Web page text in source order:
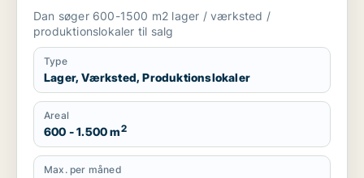
Dan søger 600-1500 m2 lager / værksted /
produktionslokaler til salg
Type
Lager, Værksted, Produktionslokaler
Areal
600 - 1.500 m2
Max. per måned